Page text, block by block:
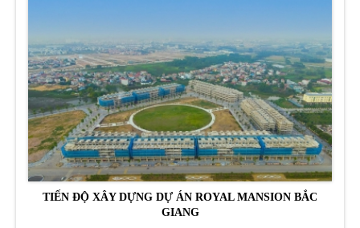
TIẾN ĐỘ XÂY DỰNG DỰ ÁN ROYAL MANSION BẮC
GIANG